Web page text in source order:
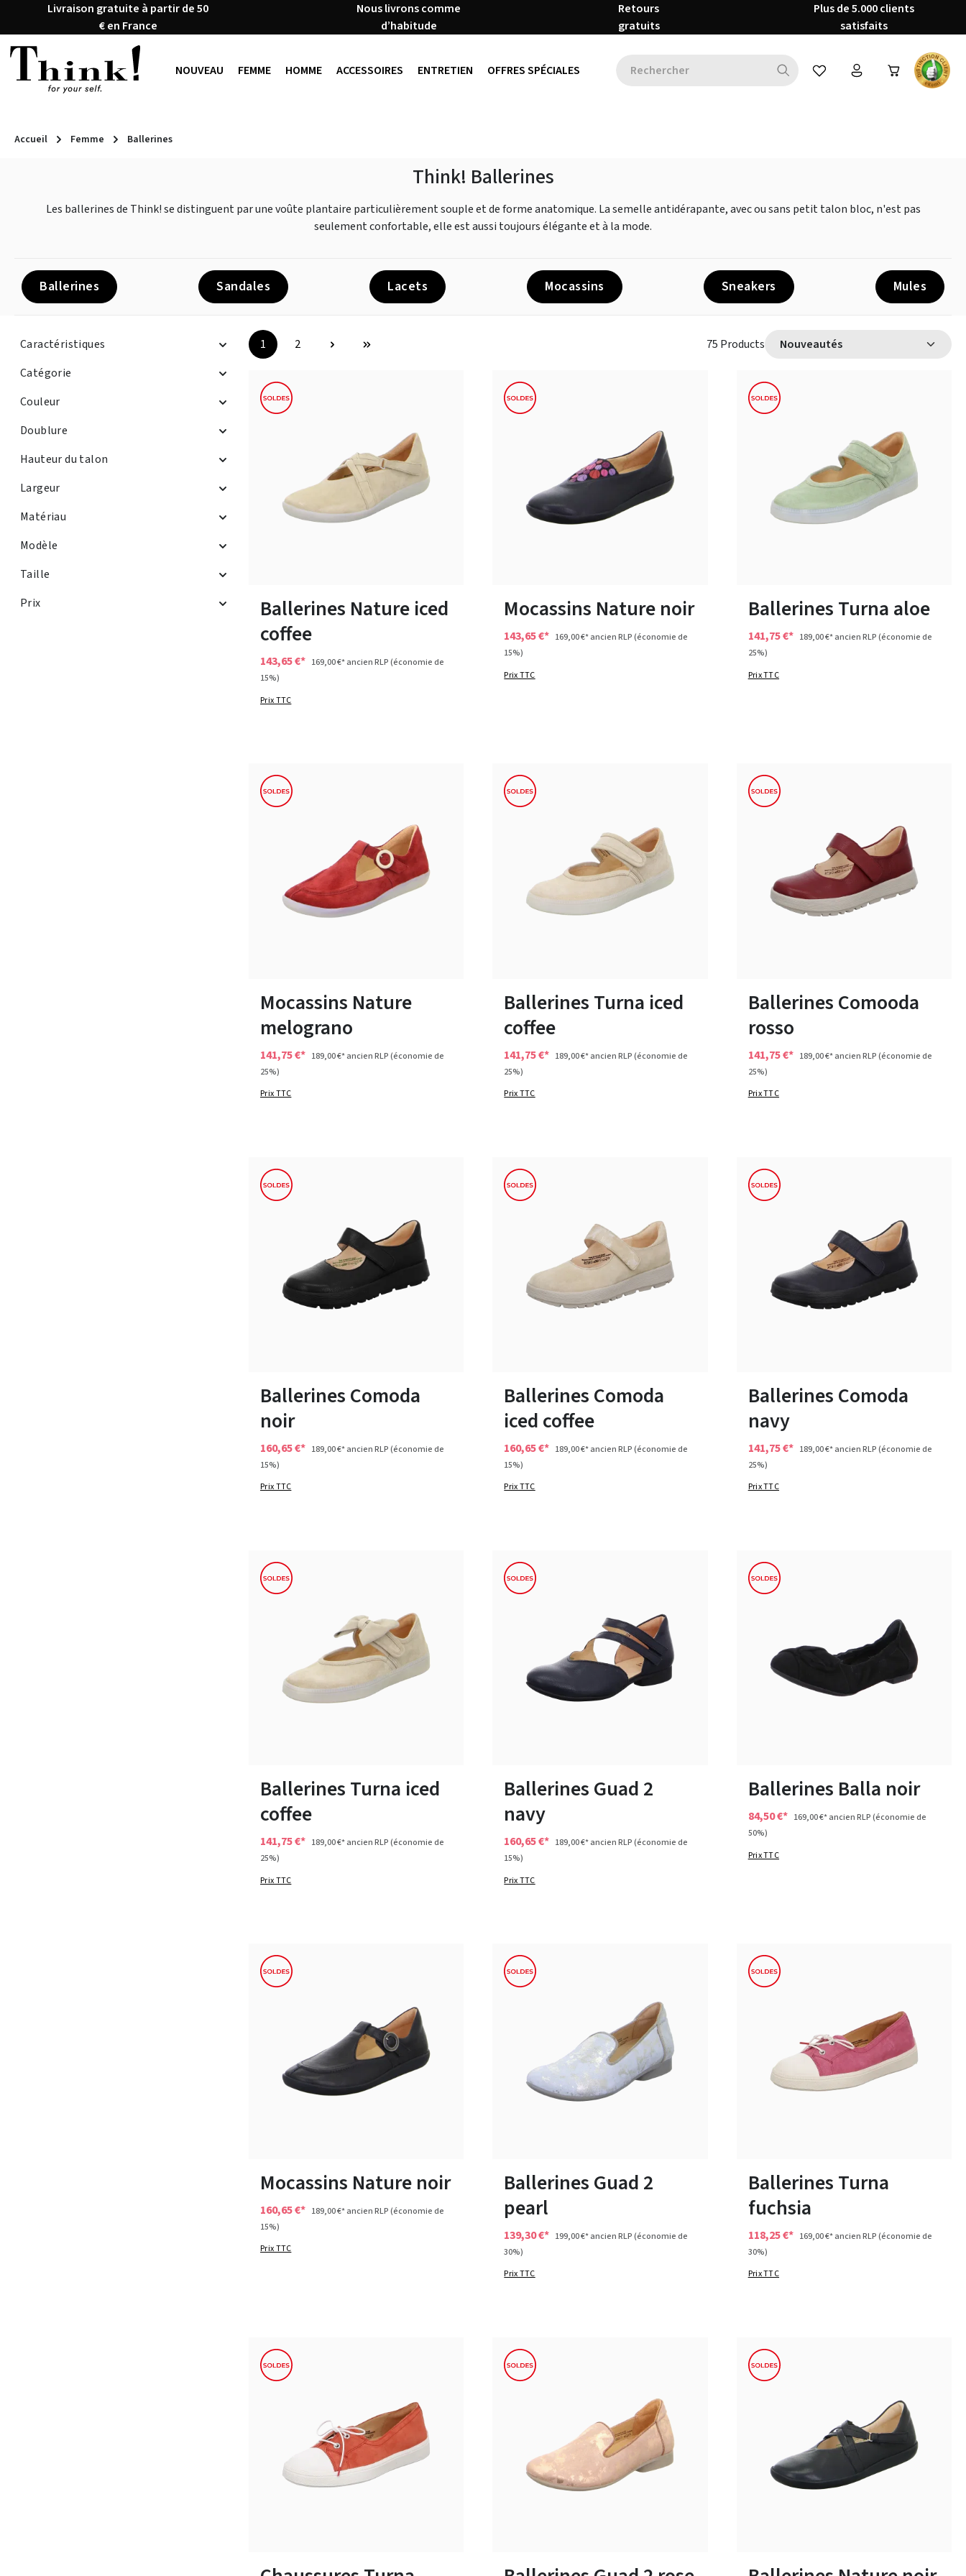
au contenu principal
Passer à la recherche
Passer à la navigation principale
Livraison gratuite à partir de 50
€ en France
Nous livrons comme
d’habitude
Retours
gratuits
Plus de 5.000 clients
satisfaits
NOUVEAU FEMME HOMME ACCESSOIRES ENTRETIEN OFFRES SPÉCIALES Vous avez 0 articles dans votre
Accueil Femme Ballerines
Think! Ballerines
Les ballerines de Think! se distinguent par une voûte plantaire particulièrement souple et de forme anatomique. La semelle antidérapante, avec ou sans petit talon bloc, n'est pas
seulement confortable, elle est aussi toujours élégante et à la mode.
Ballerines Sandales Lacets Mocassins Sneakers Mules
Caractéristiques
Catégorie
Couleur
Doublure
Hauteur du talon
Largeur
Matériau
Modèle
Taille
Prix
Page
1 Page
2 75 Products
Ballerines Nature iced
coffee
143,65 €* 169,00 €*ancien RLP(économie de
15%)
Prix TTC
Mocassins Nature noir
143,65 €* 169,00 €*ancien RLP(économie de
15%)
Prix TTC
Ballerines Turna aloe
141,75 €* 189,00 €*ancien RLP(économie de
25%)
Prix TTC
Mocassins Nature
melograno
141,75 €* 189,00 €*ancien RLP(économie de
25%)
Prix TTC
Ballerines Turna iced
coffee
141,75 €* 189,00 €*ancien RLP(économie de
25%)
Prix TTC
Ballerines Comooda
rosso
141,75 €* 189,00 €*ancien RLP(économie de
25%)
Prix TTC
Ballerines Comoda
noir
160,65 €* 189,00 €*ancien RLP(économie de
15%)
Prix TTC
Ballerines Comoda
iced coffee
160,65 €* 189,00 €*ancien RLP(économie de
15%)
Prix TTC
Ballerines Comoda
navy
141,75 €* 189,00 €*ancien RLP(économie de
25%)
Prix TTC
Ballerines Turna iced
coffee
141,75 €* 189,00 €*ancien RLP(économie de
25%)
Prix TTC
Ballerines Guad 2
navy
160,65 €* 189,00 €*ancien RLP(économie de
15%)
Prix TTC
Ballerines Balla noir
84,50 €* 169,00 €*ancien RLP(économie de
50%)
Prix TTC
Mocassins Nature noir
160,65 €* 189,00 €*ancien RLP(économie de
15%)
Prix TTC
Ballerines Guad 2
pearl
139,30 €* 199,00 €*ancien RLP(économie de
30%)
Prix TTC
Ballerines Turna
fuchsia
118,25 €* 169,00 €*ancien RLP(économie de
30%)
Prix TTC